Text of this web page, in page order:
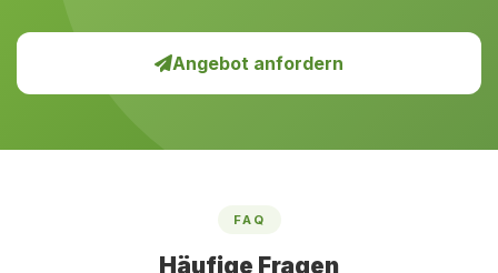
Angebot anfordern
FAQ
Häufige Fragen